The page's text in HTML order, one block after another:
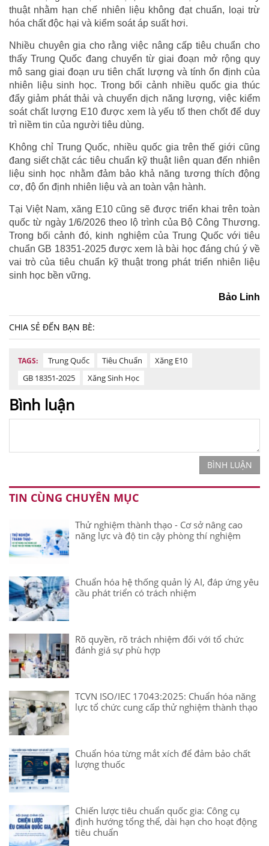
thuật nhằm hạn chế nhiên liệu không đạt chuẩn, loại trừ
hóa chất độc hại và kiểm soát áp suất hơi.
Nhiều chuyên gia cho rằng việc nâng cấp tiêu chuẩn cho
thấy Trung Quốc đang chuyển từ giai đoạn mở rộng quy
mô sang giai đoạn ưu tiên chất lượng và tính ổn định của
nhiên liệu sinh học. Trong bối cảnh nhiều quốc gia thúc
đẩy giảm phát thải và chuyển dịch năng lượng, việc kiểm
soát chất lượng E10 được xem là yếu tố then chốt để duy
trì niềm tin của người tiêu dùng.
Không chỉ Trung Quốc, nhiều quốc gia trên thế giới cũng
đang siết chặt các tiêu chuẩn kỹ thuật liên quan đến nhiên
liệu sinh học nhằm đảm bảo khả năng tương thích động
cơ, độ ổn định nhiên liệu và an toàn vận hành.
Tại Việt Nam, xăng E10 cũng sẽ được triển khai trên toàn
quốc từ ngày 1/6/2026 theo lộ trình của Bộ Công Thương.
Trong bối cảnh đó, kinh nghiệm của Trung Quốc với tiêu
chuẩn GB 18351-2025 được xem là bài học đáng chú ý về
vai trò của tiêu chuẩn kỹ thuật trong phát triển nhiên liệu
sinh học bền vững.
Bảo Linh
CHIA SẺ ĐẾN BẠN BÈ:
TAGS: Trung Quốc Tiêu Chuẩn
Xăng E10
GB 18351-2025
Xăng Sinh Học
Bình luận
BÌNH LUẬN
TIN CÙNG CHUYÊN MỤC
Thử nghiệm thành thạo - Cơ sở nâng cao
năng lực và độ tin cậy phòng thí nghiệm
Chuẩn hóa hệ thống quản lý AI, đáp ứng yêu
cầu phát triển có trách nhiệm
Rõ quyền, rõ trách nhiệm đối với tổ chức
đánh giá sự phù hợp
TCVN ISO/IEC 17043:2025: Chuẩn hóa năng
lực tổ chức cung cấp thử nghiệm thành thạo
Chuẩn hóa từng mắt xích để đảm bảo chất
lượng thuốc
Chiến lược tiêu chuẩn quốc gia: Công cụ
định hướng tổng thể, dài hạn cho hoạt động
tiêu chuẩn